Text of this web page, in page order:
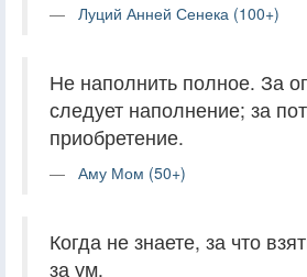
Луций Анней Сенека (100+)
Не наполнить полное. За
следует наполнение; за
приобретение.
Аму Мом (50+)
Когда не знаете, за что
за ум.